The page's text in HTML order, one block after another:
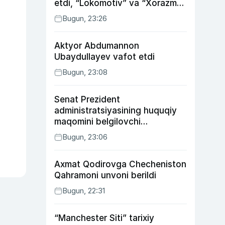
etdi, “Lokomotiv” va “Xorazm”
uyda g‘alaba qozondi
Bugun, 23:26
Aktyor Abdu­mannon
Ubaydullayev vafot etdi
Bugun, 23:08
Senat Prezident
administratsiyasining huquqiy
maqomini belgilovchi
konstitutsiyaviy qonunni
ma’qulladi
Bugun, 23:06
Axmat Qodirovga Checheniston
Qahramoni unvoni berildi
Bugun, 22:31
“Manchester Siti” tarixiy